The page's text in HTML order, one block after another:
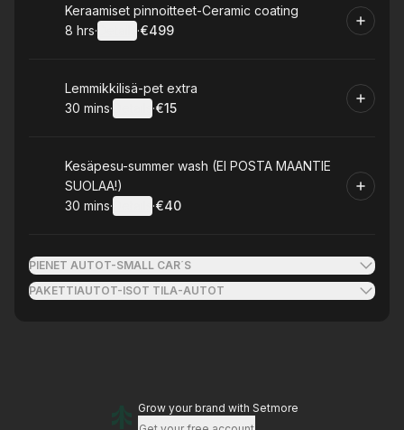
Book
Keraamiset pinnoitteet-Ceramic coating
. Duration:
8 hrs· ·
.Price
€499
Book
Lemmikkilisä-pet extra
.Duration:
30 mins· ·
.Price
€15
Book
Kesäpesu-summer wash (EI POSTA MAANTIE
SUOLAA!)
.Duration:
30 mins· ·
.Price
€40
PIENET AUTOT-SMALL CAR´S
PAKETTIAUTOT-ISOT TILA-AUTOT
Grow your brand with Setmore